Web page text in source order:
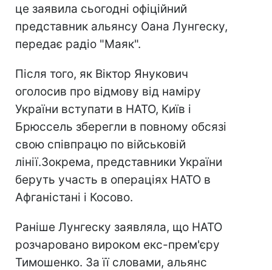
це заявила сьогодні офіційний
представник альянсу Оана Лунгеску,
передає радіо "Маяк".
Після того, як Віктор Янукович
оголосив про відмову від наміру
України вступати в НАТО, Київ і
Брюссель зберегли в повному обсязі
свою співпрацю по військовій
лінії.Зокрема, представники України
беруть участь в операціях НАТО в
Афганістані і Косово.
Раніше Лунгеску заявляла, що НАТО
розчаровано вироком екс-прем'єру
Тимошенко. За її словами, альянс